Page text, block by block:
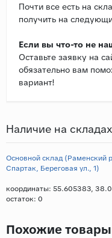
Почти все есть на
получить на
Если вы что-то не
Оставьте заявку на
обязательно вам
вариант!
Наличие на складах
Основной склад (Раменский
Спартак, Береговая ул., 1)
координаты: 55.605383,
остаток: 0
Похожие товары